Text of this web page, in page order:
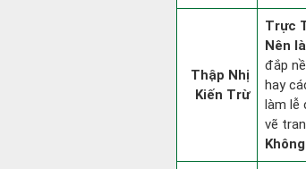
Thập Nhị
Kiến Trừ
Trực
Nên
đắp
hay
làm lễ
vẽ